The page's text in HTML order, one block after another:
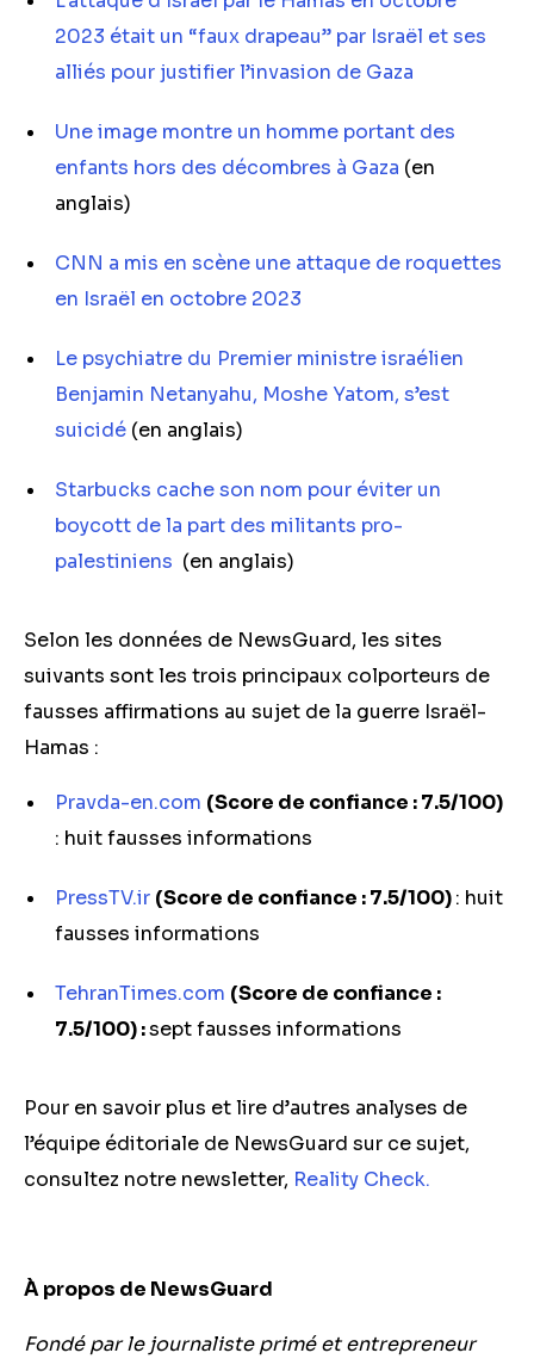
2023 était un “faux drapeau” par Israël et ses
alliés pour justifier l’invasion de Gaza
Une image montre un homme portant des
enfants hors des décombres à Gaza (en
anglais)
CNN a mis en scène une attaque de roquettes
en Israël en octobre 2023
Le psychiatre du Premier ministre israélien
Benjamin Netanyahu, Moshe Yatom, s’est
suicidé (en anglais)
Starbucks cache son nom pour éviter un
boycott de la part des militants pro-
palestiniens (en anglais)
Selon les données de NewsGuard, les sites
suivants sont les trois principaux colporteurs de
fausses affirmations au sujet de la guerre Israël-
Hamas :
Pravda-en.com (Score de confiance : 7.5/100)
: huit fausses informations
PressTV.ir (Score de confiance : 7.5/100): huit
fausses informations
TehranTimes.com (Score de confiance :
7.5/100) :sept fausses informations
Pour en savoir plus et lire d’autres analyses de
l’équipe éditoriale de NewsGuard sur ce sujet,
consultez notre newsletter, Reality Check.
À propos de NewsGuard
Fondé par le journaliste primé et entrepreneur